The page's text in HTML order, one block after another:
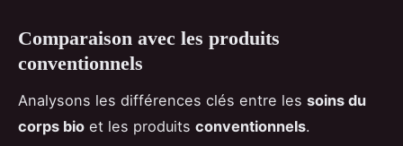
Comparaison avec les produits
conventionnels
Analysons les différences clés entre les soins du
corps bio et les produits conventionnels.